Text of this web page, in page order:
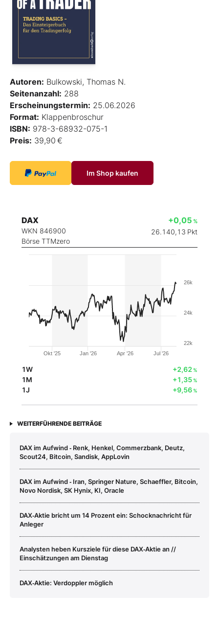
Autoren: Bulkowski, Thomas N.
Seitenanzahl: 288
Erscheinungstermin: 25.06.2026
Format: Klappenbroschur
ISBN: 978-3-68932-075-1
Preis: 39,90 €
Im Shop kaufen
DAX
WKN 846900
Börse TTMzero
+0,05 %
26.140,13 Pkt
Okt '25 Jan '26 Apr '26 Jul '26
22k
24k
26k
1W +2,62%
1M +1,35%
1J +9,56%
WEITERFÜHRENDE BEITRÄGE
DAX im Aufwind ‑ Renk, Henkel, Commerzbank, Deutz,
Scout24, Bitcoin, Sandisk, AppLovin
DAX im Aufwind ‑ Iran, Springer Nature, Schaeffler, Bitcoin,
Novo Nordisk, SK Hynix, KI, Oracle
DAX‑Aktie bricht um 14 Prozent ein: Schocknachricht für
Anleger
Analysten heben Kursziele für diese DAX‑Aktie an //
Einschätzungen am Dienstag
DAX‑Aktie: Verdoppler möglich